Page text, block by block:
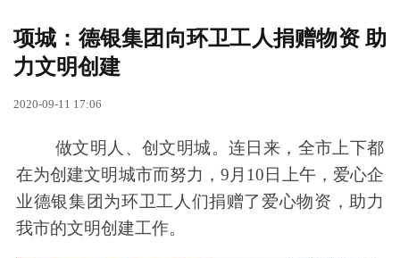
项城：德银集团向环卫工人捐赠物资 助
力文明创建
2020-09-11 17:06
做文明人、创文明城。连日来，全市上下都
在为创建文明城市而努力，9月10日上午，爱心企
业德银集团为环卫工人们捐赠了爱心物资，助力
我市的文明创建工作。